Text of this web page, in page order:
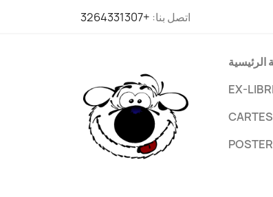
اتصل بنا: +3264331307
الرئيسية
EX-